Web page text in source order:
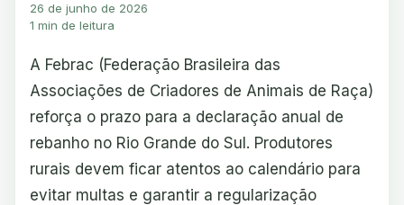
26 de junho de 2026
1 min de leitura
A Febrac (Federação Brasileira das
Associações de Criadores de Animais de Raça)
reforça o prazo para a declaração anual de
rebanho no Rio Grande do Sul. Produtores
rurais devem ficar atentos ao calendário para
evitar multas e garantir a regularização